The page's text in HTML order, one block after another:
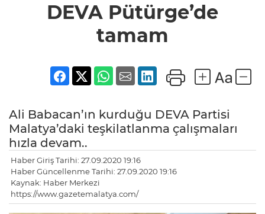
DEVA Pütürge’de
tamam
Ali Babacan’ın kurduğu DEVA Partisi
Malatya’daki teşkilatlanma çalışmaları
hızla devam..
Haber Giriş Tarihi: 27.09.2020 19:16
Haber Güncellenme Tarihi: 27.09.2020 19:16
Kaynak: Haber Merkezi
https://www.gazetemalatya.com/